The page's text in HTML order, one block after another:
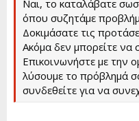
Ναι, το καταλάβατε
όπου συζητάμε
Δοκιμάσατε τις
Ακόμα δεν μπορείτε να
Επικοινωνήστε με την
λύσουμε το πρόβλημά
συνδεθείτε για να